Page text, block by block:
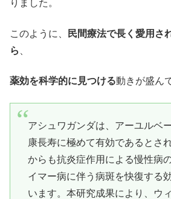
りました。
このように、
民間療法で長く愛用さ
ら
薬効を科学的に見つける動きが盛ん
アシュワガンダは、アーユルベ
康長寿に極めて有効であるとさ
からも抗炎症作用による慢性病
イマー病に伴う病斑を快復する
います。本研究成果により、ウ